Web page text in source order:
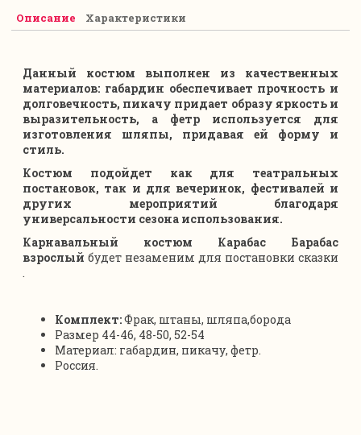
Описание Характеристики
Данный костюм выполнен из качественных
материалов: габардин обеспечивает прочность и
долговечность, пикачу придает образу яркость и
выразительность, а фетр используется для
изготовления шляпы, придавая ей форму и
стиль.
Костюм подойдет как для театральных
постановок, так и для вечеринок, фестивалей и
других мероприятий благодаря
универсальности сезона использования.
Карнавальный костюм Карабас Барабас
взрослый будет незаменим для постановки сказки
.
Комплект:Фрак, штаны, шляпа,борода
Размер 44-46, 48-50, 52-54
Материал: габардин, пикачу, фетр.
Россия.